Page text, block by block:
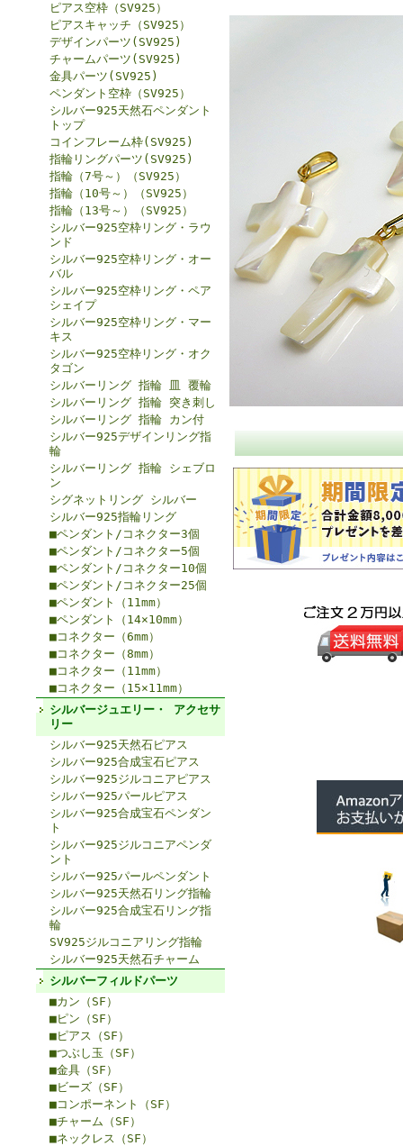
ピアス空枠（SV925）
ピアスキャッチ（SV925）
デザインパーツ(SV925)
チャームパーツ(SV925)
金具パーツ(SV925)
ペンダント空枠（SV925）
シルバー925天然石ペンダント
トップ
コインフレーム枠(SV925)
指輪リングパーツ(SV925)
指輪（7号～）（SV925）
指輪（10号～）（SV925）
指輪（13号～）（SV925）
シルバー925空枠リング・ラウ
ンド
シルバー925空枠リング・オー
バル
シルバー925空枠リング・ペア
シェイプ
シルバー925空枠リング・マー
キス
シルバー925空枠リング・オク
タゴン
シルバーリング 指輪 皿 覆輪
シルバーリング 指輪 突き刺し
シルバーリング 指輪 カン付
シルバー925デザインリング指
輪
シルバーリング 指輪 シェブロ
ン
シグネットリング シルバー
シルバー925指輪リング
■ペンダント/コネクター3個
■ペンダント/コネクター5個
■ペンダント/コネクター10個
■ペンダント/コネクター25個
■ペンダント（11mm）
■ペンダント（14×10mm）
■コネクター（6mm）
■コネクター（8mm）
■コネクター（11mm）
■コネクター（15×11mm）
シルバージュエリー・ アクセサ
リー
シルバー925天然石ピアス
シルバー925合成宝石ピアス
シルバー925ジルコニアピアス
シルバー925パールピアス
シルバー925合成宝石ペンダン
ト
シルバー925ジルコニアペンダ
ント
シルバー925パールペンダント
シルバー925天然石リング指輪
シルバー925合成宝石リング指
輪
SV925ジルコニアリング指輪
シルバー925天然石チャーム
シルバーフィルドパーツ
■カン（SF）
■ピン（SF）
■ピアス（SF）
■つぶし玉（SF）
■金具（SF）
■ビーズ（SF）
■コンポーネント（SF）
■チャーム（SF）
■ネックレス（SF）